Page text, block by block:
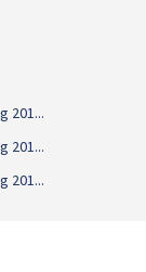
201...
201...
201...